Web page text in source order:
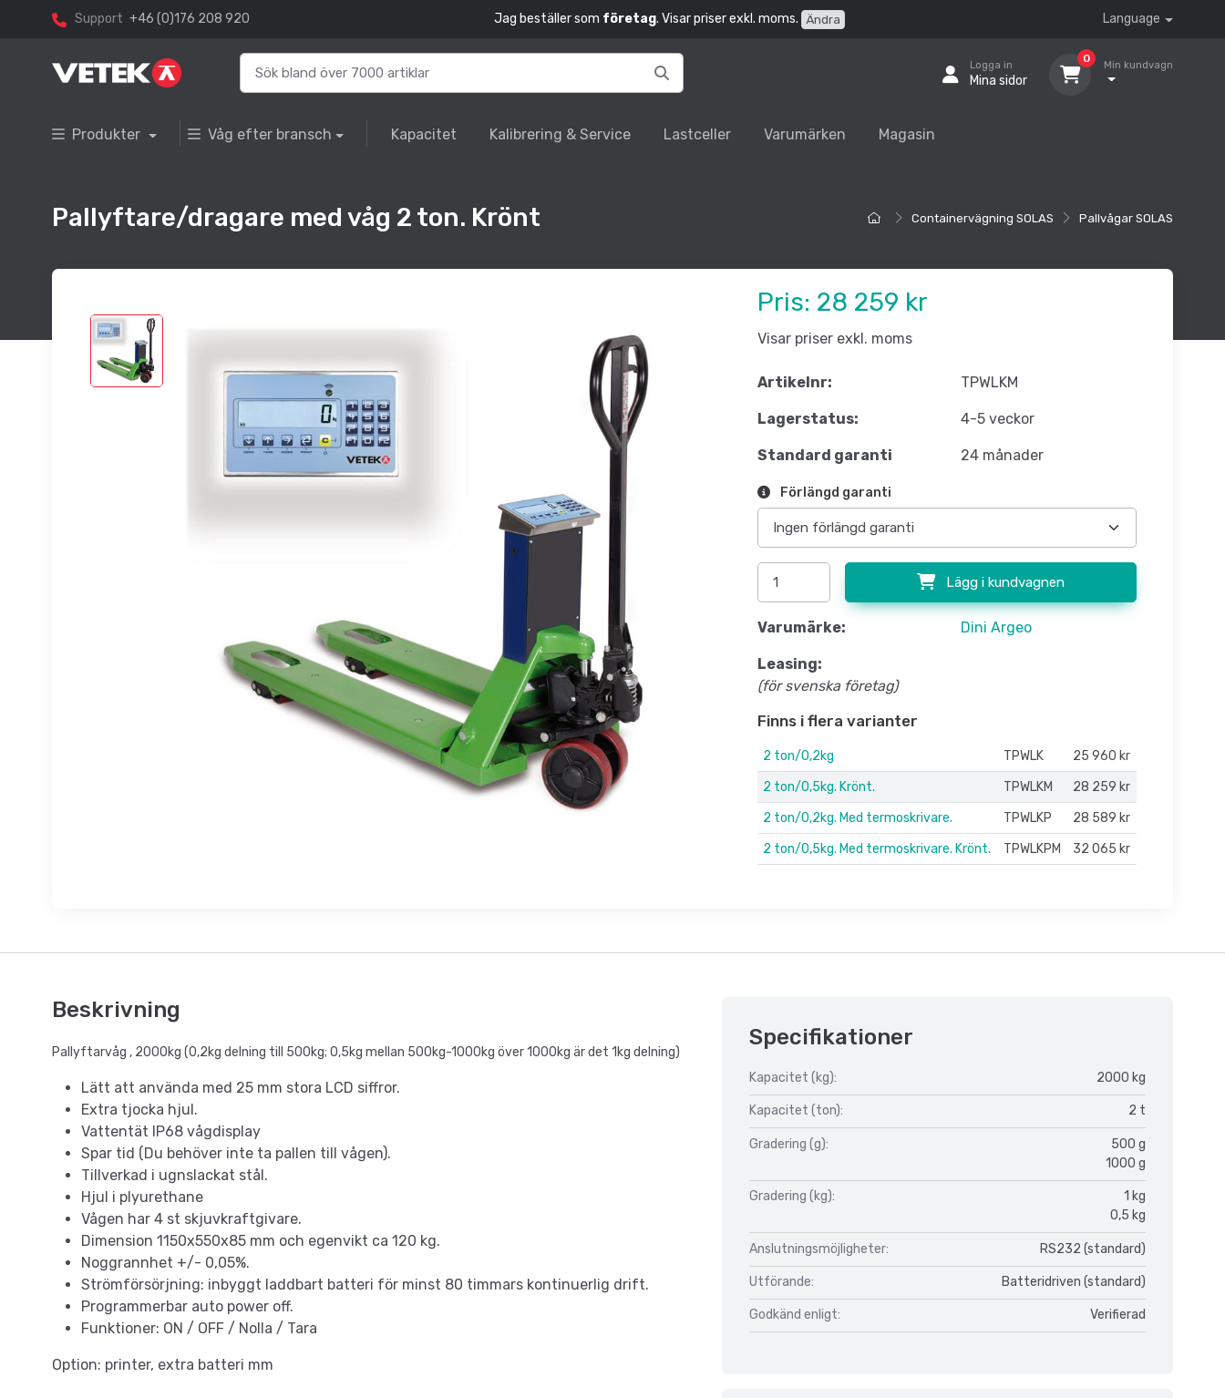
Support +46 (0)176 208 920 Jag beställer som företag. Visar priser exkl. moms. Ändra Language
Logga in
Mina sidor
0
Min kundvagn
Produkter Våg efter bransch Kapacitet Kalibrering & Service Lastceller Varumärken Magasin
Containervägning SOLAS Pallvågar SOLAS
Pallyftare/dragare med våg 2 ton. Krönt
Pris: 28 259 kr
Visar priser exkl. moms
Artikelnr: TPWLKM
Lagerstatus: 4-5 veckor
Standard garanti 24 månader
Förlängd garanti
Lägg i kundvagnen
Varumärke: Dini Argeo
Leasing:
(för svenska företag)
Finns i flera varianter
2 ton/0,2kg TPWLK
25 960 kr
2 ton/0,5kg. Krönt.
TPWLKM
28 259 kr
2 ton/0,2kg. Med termoskrivare.
TPWLKP
28 589 kr
2 ton/0,5kg. Med termoskrivare. Krönt.
TPWLKPM 32 065 kr
Beskrivning
Pallyftarvåg , 2000kg (0,2kg delning till 500kg; 0,5kg mellan 500kg-1000kg över 1000kg är det 1kg delning)
Lätt att använda med 25 mm stora LCD siffror.
Extra tjocka hjul.
Vattentät IP68 vågdisplay
Spar tid (Du behöver inte ta pallen till vågen).
Tillverkad i ugnslackat stål.
Hjul i plyurethane
Vågen har 4 st skjuvkraftgivare.
Dimension 1150x550x85 mm och egenvikt ca 120 kg.
Noggrannhet +/- 0,05%.
Strömförsörjning: inbyggt laddbart batteri för minst 80 timmars kontinuerlig drift.
Programmerbar auto power off.
Funktioner: ON / OFF / Nolla / Tara
Option: printer, extra batteri mm
Specifikationer
Kapacitet (kg): 2000 kg
Kapacitet (ton): 2 t
Gradering (g):
500 g
1000 g
Gradering (kg):
1 kg
0,5 kg
Anslutningsmöjligheter: RS232 (standard)
Utförande: Batteridriven (standard)
Godkänd enligt: Verifierad